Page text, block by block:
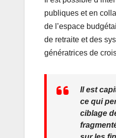
publiques et en
de l’espace
de retraite et des
génératrices de
Il est
ce qui
ciblage